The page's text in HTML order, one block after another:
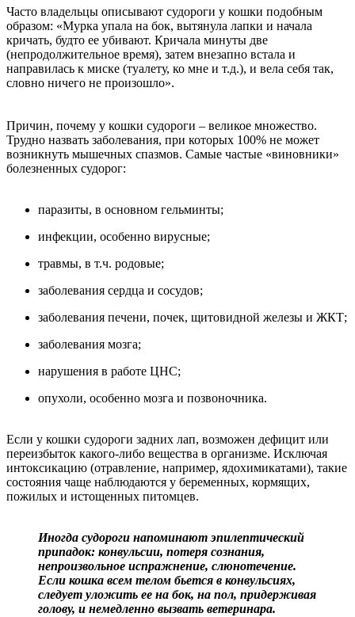
Часто владельцы описывают судороги у кошки подобным
образом: «Мурка упала на бок, вытянула лапки и начала
кричать, будто ее убивают. Кричала минуты две
(непродолжительное время), затем внезапно встала и
направилась к миске (туалету, ко мне и т.д.), и вела себя так,
словно ничего не произошло».
Причин, почему у кошки судороги – великое множество.
Трудно назвать заболевания, при которых 100% не может
возникнуть мышечных спазмов. Самые частые «виновники»
болезненных судорог:
паразиты, в основном гельминты;
инфекции, особенно вирусные;
травмы, в т.ч. родовые;
заболевания сердца и сосудов;
заболевания печени, почек, щитовидной железы и ЖКТ;
заболевания мозга;
нарушения в работе ЦНС;
опухоли, особенно мозга и позвоночника.
Если у кошки судороги задних лап, возможен дефицит или
переизбыток какого-либо вещества в организме. Исключая
интоксикацию (отравление, например, ядохимикатами), такие
состояния чаще наблюдаются у беременных, кормящих,
пожилых и истощенных питомцев.
Иногда судороги напоминают эпилептический
припадок: конвульсии, потеря сознания,
непроизвольное испражнение, слюнотечение.
Если кошка всем телом бьется в конвульсиях,
следует уложить ее на бок, на пол, придерживая
голову, и немедленно вызвать ветеринара.